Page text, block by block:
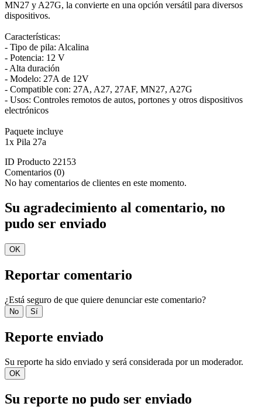
MN27 y A27G, la convierte en una opción versátil para diversos
dispositivos.
Características:
- Tipo de pila: Alcalina
- Potencia: 12 V
- Alta duración
- Modelo: 27A de 12V
- Compatible con: 27A, A27, 27AF, MN27, A27G
- Usos: Controles remotos de autos, portones y otros dispositivos
electrónicos
Paquete incluye
1x Pila 27a
ID Producto 22153
Comentarios (0)
No hay comentarios de clientes en este momento.
Su agradecimiento al comentario, no
pudo ser enviado
OK
Reportar comentario
¿Está seguro de que quiere denunciar este comentario?
No Sí
Reporte enviado
Su reporte ha sido enviado y será considerada por un moderador.
OK
Su reporte no pudo ser enviado